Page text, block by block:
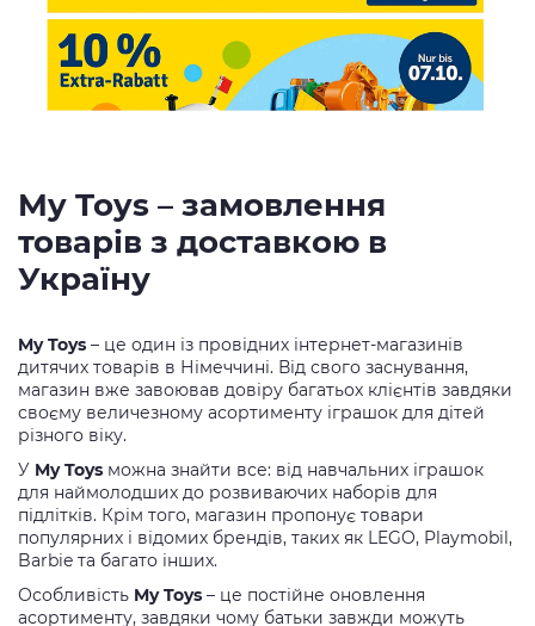
My Toys – замовлення
товарів з доставкою в
Україну
My Toys – це один із провідних інтернет-магазинів
дитячих товарів в Німеччині. Від свого заснування,
магазин вже завоював довіру багатьох клієнтів завдяки
своєму величезному асортименту іграшок для дітей
різного віку.
У My Toys можна знайти все: від навчальних іграшок
для наймолодших до розвиваючих наборів для
підлітків. Крім того, магазин пропонує товари
популярних і відомих брендів, таких як LEGO, Playmobil,
Barbie та багато інших.
Особливість My Toys – це постійне оновлення
асортименту, завдяки чому батьки завжди можуть